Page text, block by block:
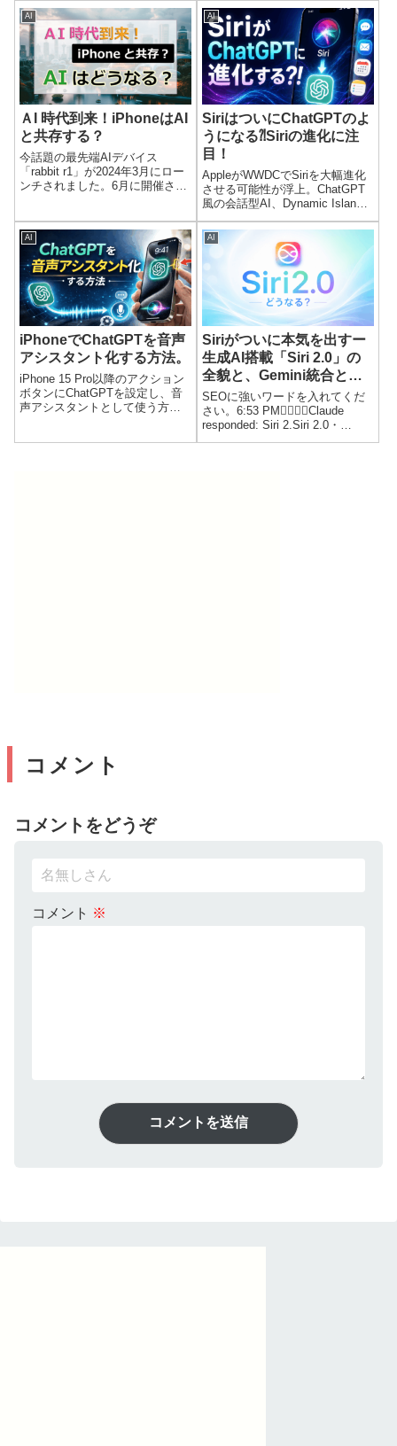
いて解説していきます。
スマートタブ管理、スマートホ
ーム連携など、iPhoneライフを
変える神アプデ5選を解説。
AI
ＡI 時代到来！iPhoneはAI
と共存する？
今話題の最先端AIデバイス
「rabbit r1」が2024年3月にロー
ンチされました。6月に開催され
Siriとの異なる点や機能について
説明します。
AI
SiriはついにChatGPTのよ
うになる⁈Siriの進化に注
目！
AppleがWWDCでSiriを大幅進化
させる可能性が浮上。ChatGPT
風の会話型AI、Dynamic Island
統合、新UIなど海外最新リーク
情報をもとに、次世代Siriの注目
機能やApple Intelligence戦略を
詳しく解説します。
AI
iPhoneでChatGPTを音声
アシスタント化する方法。
iPhone 15 Pro以降のアクション
ボタンにChatGPTを設定し、音
声アシスタントとして使う方法
AI
Siriがついに本気を出すー
生成AI搭載「Siri 2.0」の
全貌と、Gemini統合とい
う大転換
SEOに強いワードを入れてくだ
さい。6:53 PMClaude
responded: Siri 2.Siri 2.0・
Google Gemini統合で何が変わ
コメント
コメントをどうぞ
コメント ※